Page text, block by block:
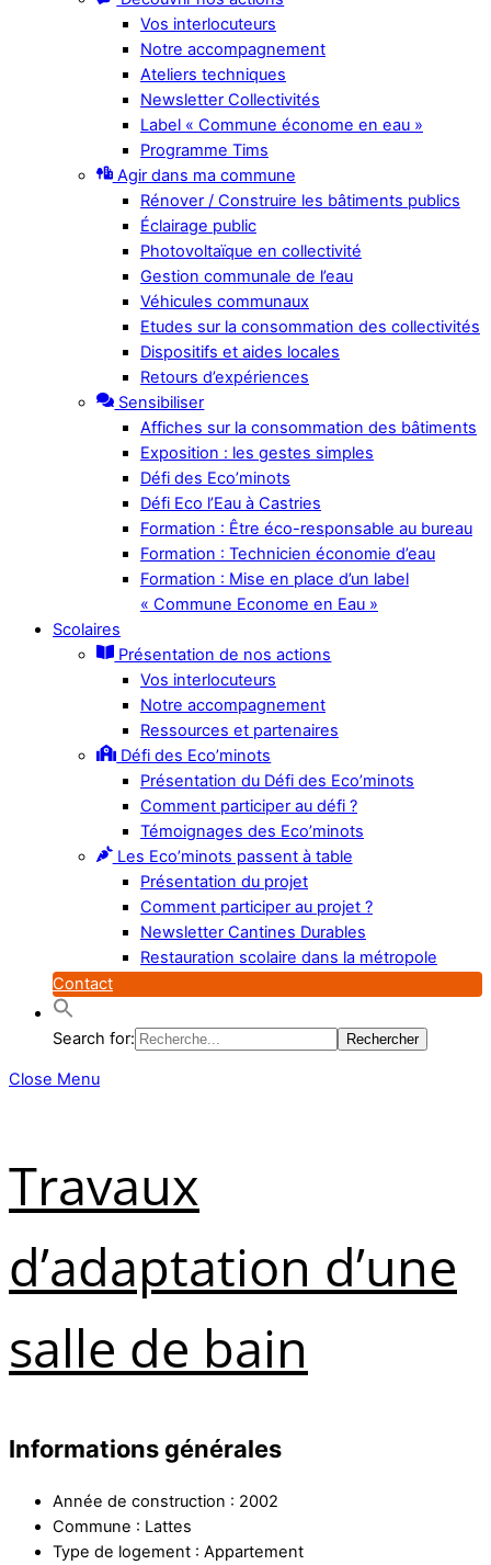
Vos interlocuteurs
Notre accompagnement
Ateliers techniques
Newsletter Collectivités
Label « Commune économe en eau »
Programme Tims
Agir dans ma commune
Rénover / Construire les bâtiments publics
Éclairage public
Photovoltaïque en collectivité
Gestion communale de l’eau
Véhicules communaux
Etudes sur la consommation des collectivités
Dispositifs et aides locales
Retours d’expériences
Sensibiliser
Affiches sur la consommation des bâtiments
Exposition : les gestes simples
Défi des Eco’minots
Défi Eco l’Eau à Castries
Formation : Être éco-responsable au bureau
Formation : Technicien économie d’eau
Formation : Mise en place d’un label
« Commune Econome en Eau »
Scolaires
Présentation de nos actions
Vos interlocuteurs
Notre accompagnement
Ressources et partenaires
Défi des Eco’minots
Présentation du Défi des Eco’minots
Comment participer au défi ?
Témoignages des Eco’minots
Les Eco’minots passent à table
Présentation du projet
Comment participer au projet ?
Newsletter Cantines Durables
Restauration scolaire dans la métropole
Contact
Search for:
Close Menu
Travaux
d’adaptation d’une
salle de bain
Informations générales
Année de construction : 2002
Commune : Lattes
Type de logement : Appartement